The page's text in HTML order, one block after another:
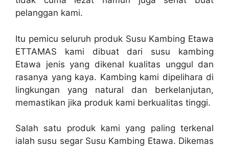
pelanggan kami.
Itu pemicu seluruh produk Susu Kambing Etawa
ETTAMAS kami dibuat dari susu kambing
Etawa jenis yang dikenal kualitas unggul dan
rasanya yang kaya. Kambing kami dipelihara di
lingkungan yang natural dan berkelanjutan,
memastikan jika produk kami berkualitas tinggi.
Salah satu produk kami yang paling terkenal
ialah susu segar Susu Kambing Etawa. Dikemas